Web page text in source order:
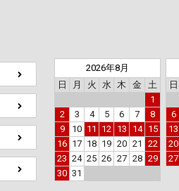
2026年8月
日
月 火 水 木 金
土
1
2
3 4 5 6 7
8
9
10 11 12 13 14
15
16 17 18 19 20 21
22
23 24 25 26 27 28 29
30 31
日
6
13
20
27